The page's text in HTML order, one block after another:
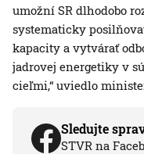
umožní SR dlhodobo
systematicky
kapacity a vytvárať
jadrovej energetiky v
cieľmi,“ uviedlo
Sledujte
STVR na